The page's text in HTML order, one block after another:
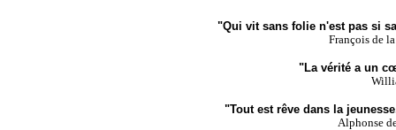
"Qui vit sans folie n'est pas si
François de
"La vérité a un
"Tout est rêve dans la
Alphonse